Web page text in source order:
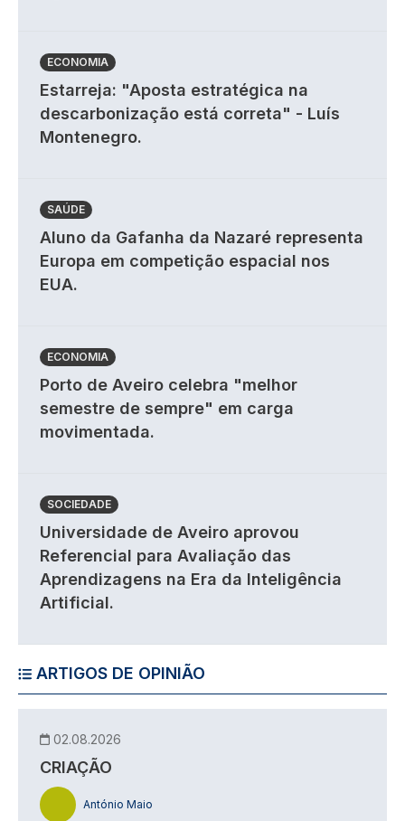
ECONOMIA
Estarreja: "Aposta estratégica na
descarbonização está correta" - Luís
Montenegro.
SAÚDE
Aluno da Gafanha da Nazaré representa
Europa em competição espacial nos
EUA.
ECONOMIA
Porto de Aveiro celebra "melhor
semestre de sempre" em carga
movimentada.
SOCIEDADE
Universidade de Aveiro aprovou
Referencial para Avaliação das
Aprendizagens na Era da Inteligência
Artificial.
ARTIGOS DE OPINIÃO
02.08.2026
CRIAÇÃO
António Maio